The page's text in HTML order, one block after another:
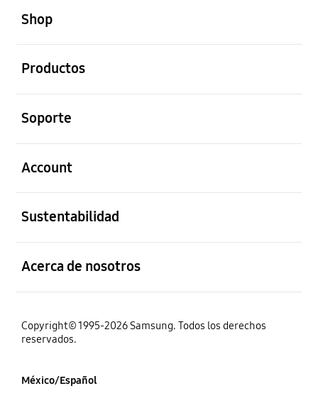
Shop
Productos
Soporte
Account
Sustentabilidad
Acerca de nosotros
Copyright© 1995-2026 Samsung. Todos los derechos
reservados.
México/Español